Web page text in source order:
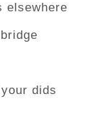
elsewhere
dids